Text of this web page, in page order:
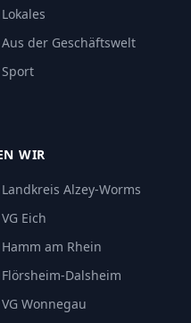
Lokales
Aus der Geschäftswelt
Sport
WIR
Landkreis Alzey-Worms
VG Eich
Hamm am Rhein
Flörsheim-Dalsheim
VG Wonnegau